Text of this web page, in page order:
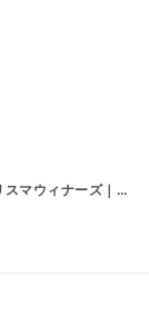
【キム・スジン】リベンジバトル チッケム｜カリスマウィナーズ｜BLACKPINK「DDU-DU DDU-DU」